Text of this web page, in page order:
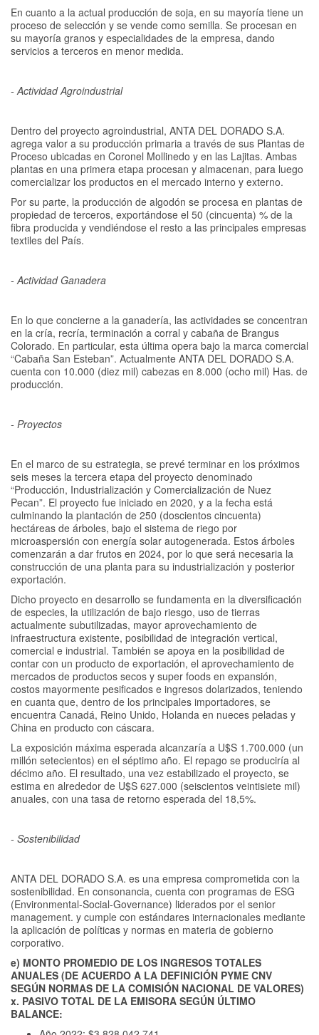
En cuanto a la actual producción de soja, en su mayoría tiene un
proceso de selección y se vende como semilla. Se procesan en
su mayoría granos y especialidades de la empresa, dando
servicios a terceros en menor medida.
- Actividad Agroindustrial
Dentro del proyecto agroindustrial, ANTA DEL DORADO S.A.
agrega valor a su producción primaria a través de sus Plantas de
Proceso ubicadas en Coronel Mollinedo y en las Lajitas. Ambas
plantas en una primera etapa procesan y almacenan, para luego
comercializar los productos en el mercado interno y externo.
Por su parte, la producción de algodón se procesa en plantas de
propiedad de terceros, exportándose el 50 (cincuenta) % de la
fibra producida y vendiéndose el resto a las principales empresas
textiles del País.
- Actividad Ganadera
En lo que concierne a la ganadería, las actividades se concentran
en la cría, recría, terminación a corral y cabaña de Brangus
Colorado. En particular, esta última opera bajo la marca comercial
“Cabaña San Esteban”. Actualmente ANTA DEL DORADO S.A.
cuenta con 10.000 (diez mil) cabezas en 8.000 (ocho mil) Has. de
producción.
- Proyectos
En el marco de su estrategia, se prevé terminar en los próximos
seis meses la tercera etapa del proyecto denominado
“Producción, Industrialización y Comercialización de Nuez
Pecan”. El proyecto fue iniciado en 2020, y a la fecha está
culminando la plantación de 250 (doscientos cincuenta)
hectáreas de árboles, bajo el sistema de riego por
microaspersión con energía solar autogenerada. Estos árboles
comenzarán a dar frutos en 2024, por lo que será necesaria la
construcción de una planta para su industrialización y posterior
exportación.
Dicho proyecto en desarrollo se fundamenta en la diversificación
de especies, la utilización de bajo riesgo, uso de tierras
actualmente subutilizadas, mayor aprovechamiento de
infraestructura existente, posibilidad de integración vertical,
comercial e industrial. También se apoya en la posibilidad de
contar con un producto de exportación, el aprovechamiento de
mercados de productos secos y super foods en expansión,
costos mayormente pesificados e ingresos dolarizados, teniendo
en cuanta que, dentro de los principales importadores, se
encuentra Canadá, Reino Unido, Holanda en nueces peladas y
China en producto con cáscara.
La exposición máxima esperada alcanzaría a U$S 1.700.000 (un
millón setecientos) en el séptimo año. El repago se produciría al
décimo año. El resultado, una vez estabilizado el proyecto, se
estima en alrededor de U$S 627.000 (seiscientos veintisiete mil)
anuales, con una tasa de retorno esperada del 18,5%.
- Sostenibilidad
ANTA DEL DORADO S.A. es una empresa comprometida con la
sostenibilidad. En consonancia, cuenta con programas de ESG
(Environmental-Social-Governance) liderados por el senior
management. y cumple con estándares internacionales mediante
la aplicación de políticas y normas en materia de gobierno
corporativo.
e) MONTO PROMEDIO DE LOS INGRESOS TOTALES
ANUALES (DE ACUERDO A LA DEFINICIÓN PYME CNV
SEGÚN NORMAS DE LA COMISIÓN NACIONAL DE VALORES)
x. PASIVO TOTAL DE LA EMISORA SEGÚN ÚLTIMO
BALANCE: